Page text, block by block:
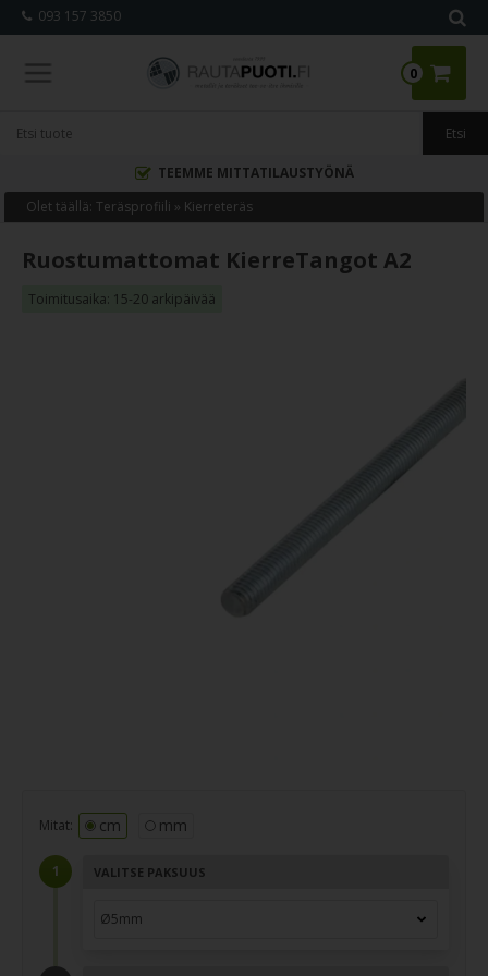
093 157 3850
0
TEEMME MITTATILAUSTYÖNÄ
Olet täällä:Teräsprofiili » Kierreteräs
Ruostumattomat KierreTangot A2
Toimitusaika: 15-20 arkipäivää
Mitat: cm mm
VALITSE PAKSUUS